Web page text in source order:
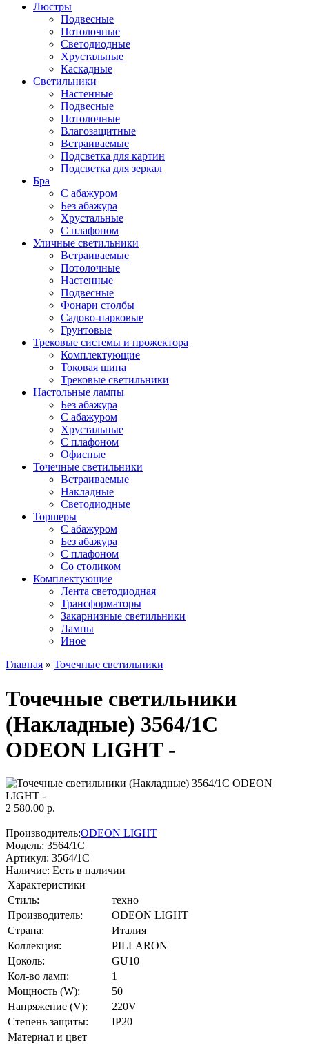
Люстры
Подвесные
Потолочные
Светодиодные
Хрустальные
Каскадные
Светильники
Настенные
Подвесные
Потолочные
Влагозащитные
Встраиваемые
Подсветка для картин
Подсветка для зеркал
Бра
С абажуром
Без абажура
Хрустальные
С плафоном
Уличные светильники
Встраиваемые
Потолочные
Настенные
Подвесные
Фонари столбы
Садово-парковые
Грунтовые
Трековые системы и прожектора
Комплектующие
Токовая шина
Трековые светильники
Настольные лампы
Без абажура
С абажуром
Хрустальные
С плафоном
Офисные
Точечные светильники
Встраиваемые
Накладные
Светодиодные
Торшеры
С абажуром
Без абажура
С плафоном
Со столиком
Комплектующие
Лента светодиодная
Трансформаторы
Закарнизные светильники
Лампы
Иное
Главная » Точечные светильники
Точечные светильники
(Накладные) 3564/1C
ODEON LIGHT -
2 580.00 р.
Производитель:ODEON LIGHT
Модель: 3564/1C
Артикул: 3564/1C
Наличие: Есть в наличии
Характеристики
Стиль:
техно
Производитель:
ODEON LIGHT
Страна:
Италия
Коллекция:
PILLARON
Цоколь:
GU10
Кол-во ламп:
1
Мощность (W):
50
Напряжение (V):
220V
Степень защиты:
IP20
Материал и цвет